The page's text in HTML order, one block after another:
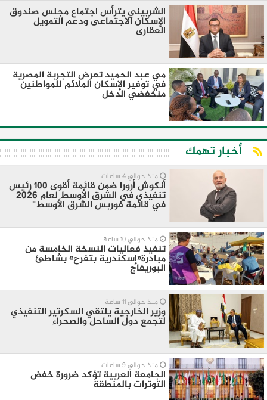
الشربيني يترأس اجتماع مجلس صندوق
الإسكان الاجتماعى ودعم التمويل
العقارى
مي عبد الحميد تعرض التجربة المصرية
في توفير الإسكان الملائم للمواطنين
منخفضي الدخل
أخبار تهمك
منذ حوالي 4 ساعات
أنكوش أرورا ضمن قائمة أقوى 100 رئيس
تنفيذي في الشرق الأوسط لعام 2026
في قائمة فوربس الشرق الأوسط"
منذ حوالي 10 ساعة
تنفيذ فعاليات النسخة الخامسة من
مبادرة«إسكندرية بتفرح» بشاطئ
البوريفاج
منذ حوالي 11 ساعة
وزير الخارجية يلتقي السكرتير التنفيذي
لتجمع دول الساحل والصحراء
منذ حوالي 9 ساعات
الجامعة العربية تؤكد ضرورة خفض
التوترات بالمنطقة ‏